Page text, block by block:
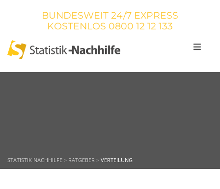
BUNDESWEIT 24/7 EXPRESS
KOSTENLOS 0800 12 12 133
STATISTIK NACHHILFE > RATGEBER > VERTEILUNG